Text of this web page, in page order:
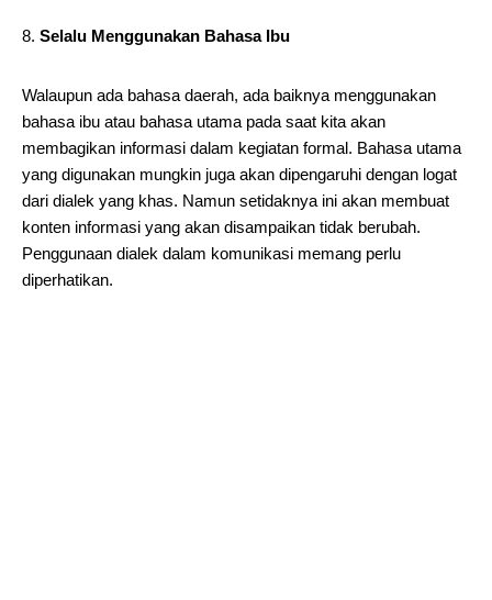
Selalu Menggunakan Bahasa Ibu
Walaupun ada bahasa daerah, ada baiknya menggunakan
bahasa ibu atau bahasa utama pada saat kita akan
membagikan informasi dalam kegiatan formal. Bahasa utama
yang digunakan mungkin juga akan dipengaruhi dengan logat
dari dialek yang khas. Namun setidaknya ini akan membuat
konten informasi yang akan disampaikan tidak berubah.
Penggunaan dialek dalam komunikasi memang perlu
diperhatikan.